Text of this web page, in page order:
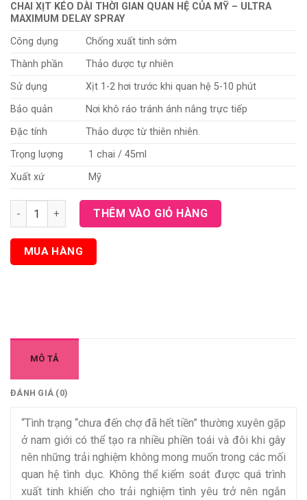
CHAI XỊT KÉO DÀI THỜI GIAN QUAN HỆ CỦA MỸ – ULTRA
MAXIMUM DELAY SPRAY
Công dụng
Chống xuất tinh sớm
Thành phần
Thảo dược tự nhiên
Sử dụng
Xịt 1-2 hơi trước khi quan hệ 5-10 phút
Bảo quản
Nơi khô ráo tránh ánh nắng trực tiếp
Đặc tính
Thảo dược từ thiên nhiên.
Trọng lượng
1 chai / 45ml
Xuất xứ
Mỹ
CHAI XỊT KÉO DÀI THỜI GIAN QUAN HỆ CỦA MỸ - ULTRA
THÊM VÀO GIỎ HÀNG
MUA HÀNG
MÔ TẢ
ĐÁNH GIÁ (0)
“Tình trạng “chưa đến chợ đã hết tiền” thường xuyên gặp
ở nam giới có thể tạo ra nhiều phiền toái và đôi khi gây
nên những trải nghiệm không mong muốn trong các mối
quan hệ tình dục. Không thể kiểm soát được quá trình
xuất tinh khiến cho trải nghiệm tình yêu trở nên ngắn